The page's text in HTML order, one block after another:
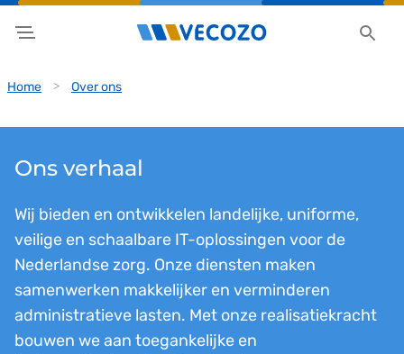
Home Over ons
Ons verhaal
Wij bieden en ontwikkelen landelijke, uniforme,
veilige en schaalbare IT-oplossingen voor de
Nederlandse zorg. Onze diensten maken
samenwerken makkelijker en verminderen
administratieve lasten. Met onze realisatiekracht
bouwen we aan toegankelijke en